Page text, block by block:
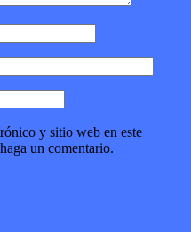
y sitio web en este
un comentario.